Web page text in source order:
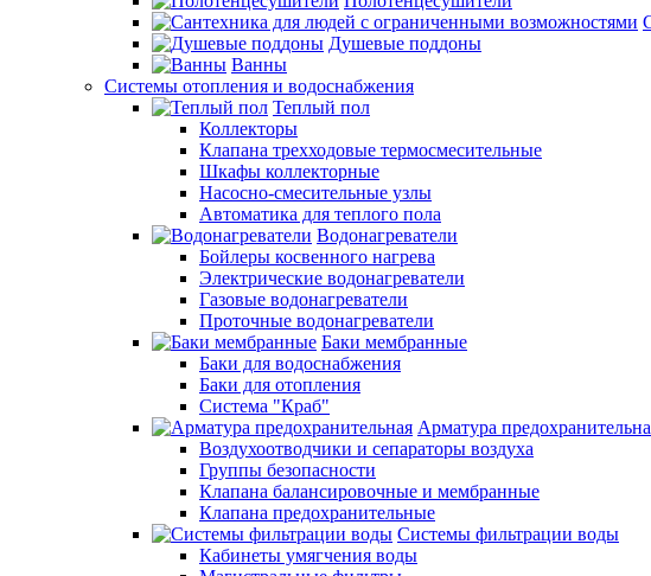
Душевые поддоны
Ванны
Системы отопления и водоснабжения
Теплый пол
Коллекторы
Клапана трехходовые термосмесительные
Шкафы коллекторные
Насосно-смесительные узлы
Автоматика для теплого пола
Водонагреватели
Бойлеры косвенного нагрева
Электрические водонагреватели
Газовые водонагреватели
Проточные водонагреватели
Баки мембранные
Баки для водоснабжения
Баки для отопления
Система "Краб"
Арматура
Воздухоотводчики и сепараторы воздуха
Группы безопасности
Клапана балансировочные и мембранные
Клапана предохранительные
Системы фильтрации воды
Кабинеты умягчения воды